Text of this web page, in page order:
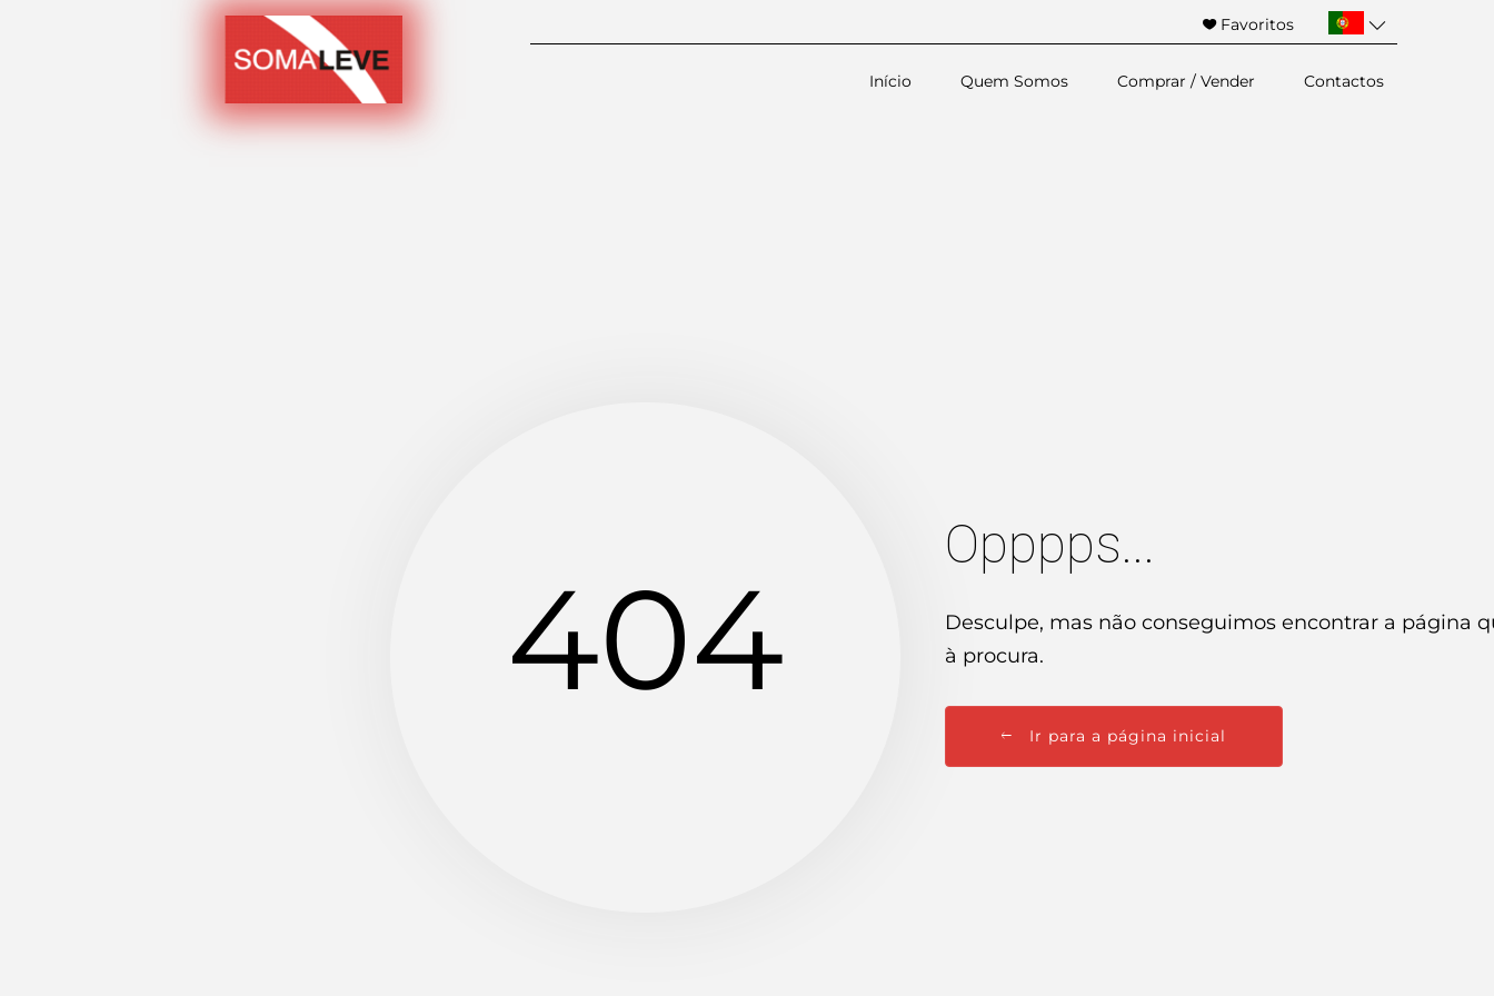
Favoritos
Início Quem Somos Comprar / Vender Contactos
404
Opppps...
Desculpe, mas não conseguimos encontrar a página
à procura.
Ir para a página inicial